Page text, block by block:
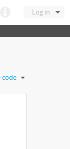
Log in
code